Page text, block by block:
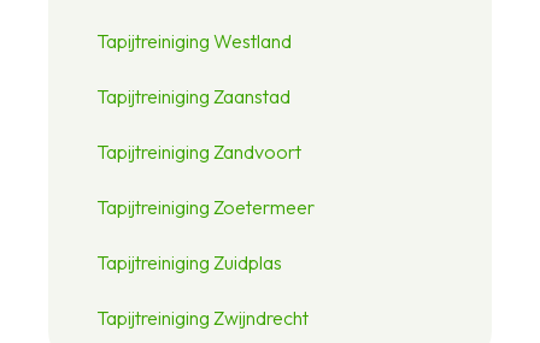
Tapijtreiniging Westland
Tapijtreiniging Zaanstad
Tapijtreiniging Zandvoort
Tapijtreiniging Zoetermeer
Tapijtreiniging Zuidplas
Tapijtreiniging Zwijndrecht